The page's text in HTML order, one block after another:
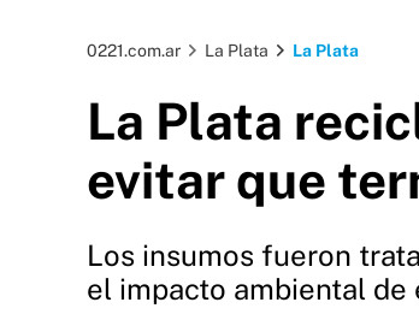
0221.com.ar La Plata La Plata
La Plata
evitar que
Los insumos fueron
el impacto ambiental de